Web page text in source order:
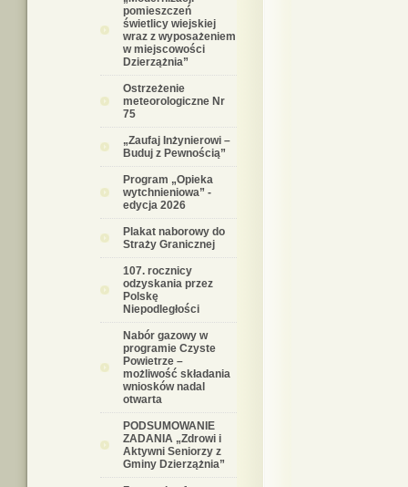
pomieszczeń
świetlicy wiejskiej
wraz z wyposażeniem
w miejscowości
Dzierzążnia”
Ostrzeżenie
meteorologiczne Nr
75
„Zaufaj Inżynierowi –
Buduj z Pewnością”
Program „Opieka
wytchnieniowa” -
edycja 2026
Plakat naborowy do
Straży Granicznej
107. rocznicy
odzyskania przez
Polskę
Niepodległości
Nabór gazowy w
programie Czyste
Powietrze –
możliwość składania
wniosków nadal
otwarta
PODSUMOWANIE
ZADANIA „Zdrowi i
Aktywni Seniorzy z
Gminy Dzierzążnia”